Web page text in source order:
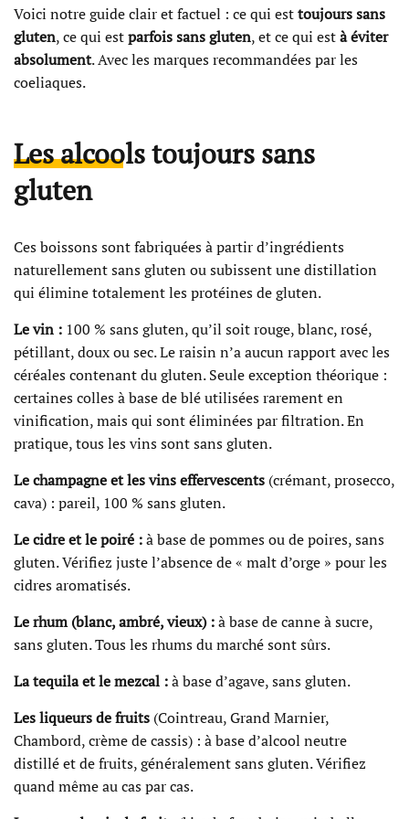
Voici notre guide clair et factuel : ce qui esttoujours sans
gluten, ce qui estparfois sans gluten, et ce qui està éviter
absolument. Avec les marques recommandées par les
coeliaques.
Les alcools toujours sans
gluten
Ces boissons sont fabriquées à partir d’ingrédients
naturellement sans gluten ou subissent une distillation
qui élimine totalement les protéines de gluten.
Le vin : 100 % sans gluten, qu’il soit rouge, blanc, rosé,
pétillant, doux ou sec. Le raisin n’a aucun rapport avec les
céréales contenant du gluten. Seule exception théorique :
certaines colles à base de blé utilisées rarement en
vinification, mais qui sont éliminées par filtration. En
pratique, tous les vins sont sans gluten.
Le champagne et les vins effervescents (crémant, prosecco,
cava) : pareil, 100 % sans gluten.
Le cidre et le poiré :à base de pommes ou de poires, sans
gluten. Vérifiez juste l’absence de « malt d’orge » pour les
cidres aromatisés.
Le rhum (blanc, ambré, vieux) :à base de canne à sucre,
sans gluten. Tous les rhums du marché sont sûrs.
La tequila et le mezcal :à base d’agave, sans gluten.
Les liqueurs de fruits (Cointreau, Grand Marnier,
Chambord, crème de cassis) : à base d’alcool neutre
distillé et de fruits, généralement sans gluten. Vérifiez
quand même au cas par cas.